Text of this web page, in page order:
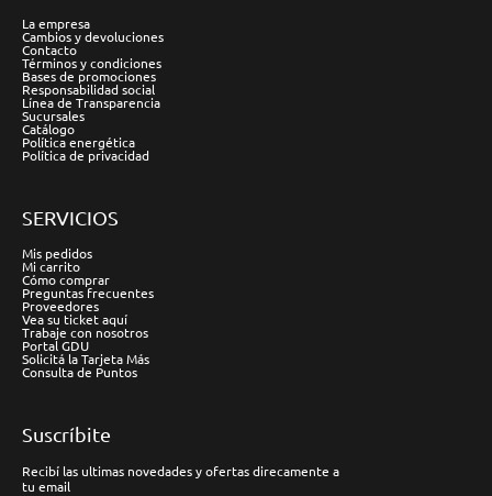
La empresa
Cambios y devoluciones
Contacto
Términos y condiciones
Bases de promociones
Responsabilidad social
Línea de Transparencia
Sucursales
Catálogo
Política energética
Política de privacidad
SERVICIOS
Mis pedidos
Mi carrito
Cómo comprar
Preguntas frecuentes
Proveedores
Vea su ticket aquí
Trabaje con nosotros
Portal GDU
Solicitá la Tarjeta Más
Consulta de Puntos
Suscríbite
Recibí las ultimas novedades y ofertas direcamente a
tu email